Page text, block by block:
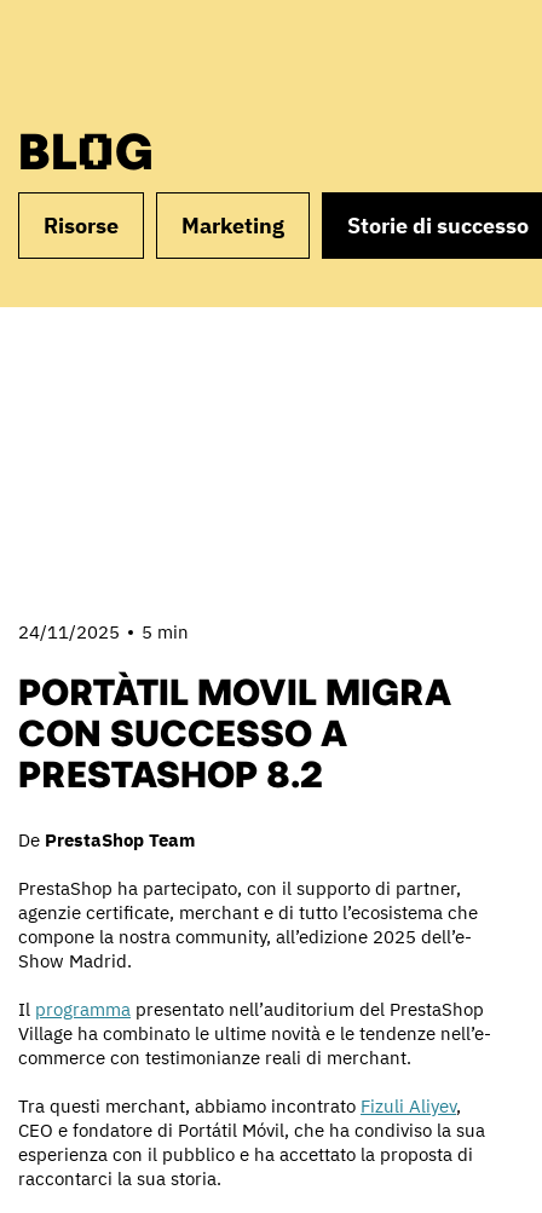
BLOG
Risorse Marketing Storie di successo
24/11/2025 5 min
PORTÀTIL MOVIL MIGRA
CON SUCCESSO A
PRESTASHOP 8.2
De PrestaShop Team
PrestaShop ha partecipato, con il supporto di partner,
agenzie certificate, merchant e di tutto l’ecosistema che
compone la nostra community, all’edizione 2025 dell’e-
Show Madrid.
Il programma presentato nell’auditorium del PrestaShop
Village ha combinato le ultime novità e le tendenze nell’e-
commerce con testimonianze reali di merchant.
Tra questi merchant, abbiamo incontrato Fizuli Aliyev,
CEO e fondatore di Portátil Móvil, che ha condiviso la sua
esperienza con il pubblico e ha accettato la proposta di
raccontarci la sua storia.